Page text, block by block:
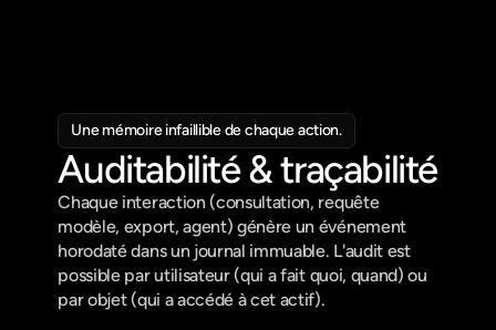
Une mémoire infaillible de chaque action.
Auditabilité & traçabilité
Chaque interaction (consultation, requête
modèle, export, agent) génère un événement
horodaté dans un journal immuable. L'audit est
possible par utilisateur (qui a fait quoi, quand) ou
par objet (qui a accédé à cet actif).